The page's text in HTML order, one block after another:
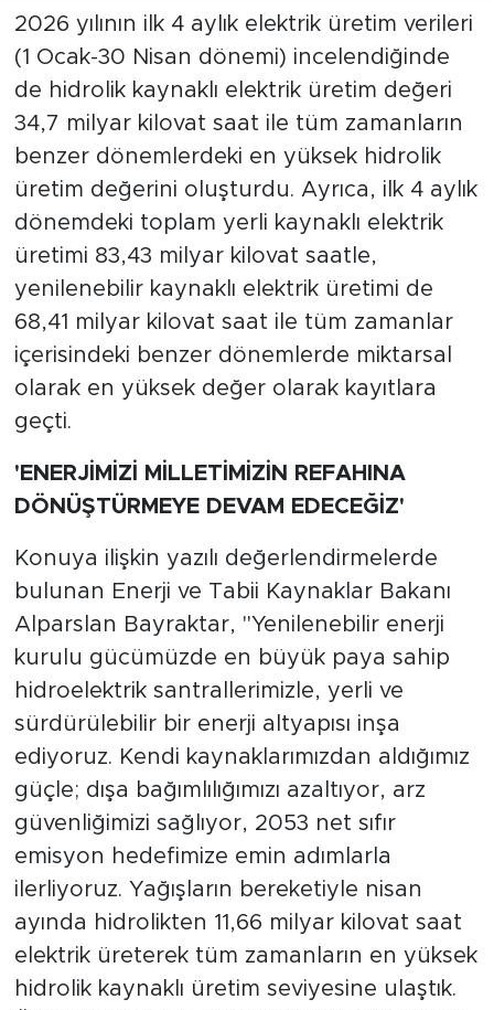
2026 yılının ilk 4 aylık elektrik üretim verileri
(1 Ocak-30 Nisan dönemi) incelendiğinde
de hidrolik kaynaklı elektrik üretim değeri
34,7 milyar kilovat saat ile tüm zamanların
benzer dönemlerdeki en yüksek hidrolik
üretim değerini oluşturdu. Ayrıca, ilk 4 aylık
dönemdeki toplam yerli kaynaklı elektrik
üretimi 83,43 milyar kilovat saatle,
yenilenebilir kaynaklı elektrik üretimi de
68,41 milyar kilovat saat ile tüm zamanlar
içerisindeki benzer dönemlerde miktarsal
olarak en yüksek değer olarak kayıtlara
geçti.
'ENERJİMİZİ MİLLETİMİZİN REFAHINA
DÖNÜŞTÜRMEYE DEVAM EDECEĞİZ'
Konuya ilişkin yazılı değerlendirmelerde
bulunan Enerji ve Tabii Kaynaklar Bakanı
Alparslan Bayraktar, "Yenilenebilir enerji
kurulu gücümüzde en büyük paya sahip
hidroelektrik santrallerimizle, yerli ve
sürdürülebilir bir enerji altyapısı inşa
ediyoruz. Kendi kaynaklarımızdan aldığımız
güçle; dışa bağımlılığımızı azaltıyor, arz
güvenliğimizi sağlıyor, 2053 net sıfır
emisyon hedefimize emin adımlarla
ilerliyoruz. Yağışların bereketiyle nisan
ayında hidrolikten 11,66 milyar kilovat saat
elektrik üreterek tüm zamanların en yüksek
hidrolik kaynaklı üretim seviyesine ulaştık.